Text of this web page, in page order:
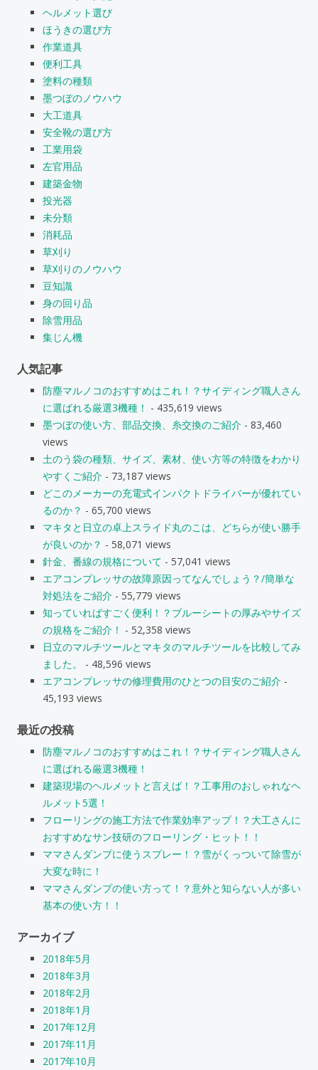
ヘルメット選び
ほうきの選び方
作業道具
便利工具
塗料の種類
墨つぼのノウハウ
大工道具
安全靴の選び方
工業用袋
左官用品
建築金物
投光器
未分類
消耗品
草刈り
草刈りのノウハウ
豆知識
身の回り品
除雪用品
集じん機
人気記事
防塵マルノコのおすすめはこれ！？サイディング職人さん
に選ばれる厳選3機種！ - 435,619 views
墨つぼの使い方、部品交換、糸交換のご紹介 - 83,460
views
土のう袋の種類、サイズ、素材、使い方等の特徴をわかり
やすくご紹介 - 73,187 views
どこのメーカーの充電式インパクトドライバーが優れてい
るのか？ - 65,700 views
マキタと日立の卓上スライド丸のこは、どちらが使い勝手
が良いのか？ - 58,071 views
針金、番線の規格について - 57,041 views
エアコンプレッサの故障原因ってなんでしょう？/簡単な
対処法をご紹介 - 55,779 views
知っていればすごく便利！？ブルーシートの厚みやサイズ
の規格をご紹介！ - 52,358 views
日立のマルチツールとマキタのマルチツールを比較してみ
ました。
- 48,596 views
エアコンプレッサの修理費用のひとつの目安のご紹介 -
45,193 views
最近の投稿
防塵マルノコのおすすめはこれ！？サイディング職人さん
に選ばれる厳選3機種！
建築現場のヘルメットと言えば！？工事用のおしゃれなヘ
ルメット5選！
フローリングの施工方法で作業効率アップ！？大工さんに
おすすめなサン技研のフローリング・ヒット！！
ママさんダンプに使うスプレー！？雪がくっついて除雪が
大変な時に！
ママさんダンプの使い方って！？意外と知らない人が多い
基本の使い方！！
アーカイブ
2018年5月
2018年3月
2018年2月
2018年1月
2017年12月
2017年11月
2017年10月